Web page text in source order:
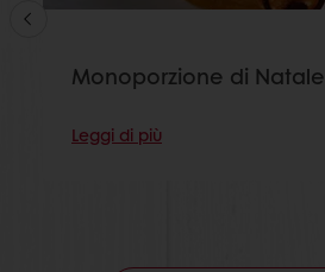
Monoporzione di Natale
Leggi di più